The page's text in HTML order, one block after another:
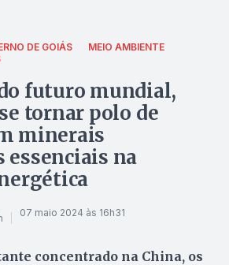
DE GOIÁS
MEIO AMBIENTE
futuro mundial,
tornar polo de
minerais
essenciais na
07 maio 2024 às 16h31
concentrado na China, os